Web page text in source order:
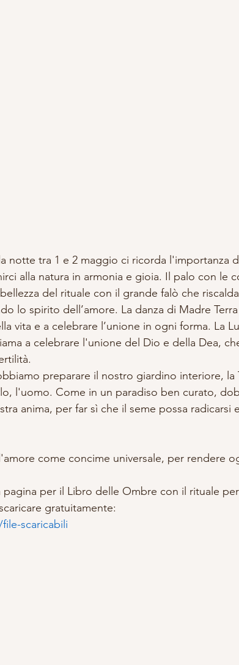
notte tra 1 e 2 maggio ci ricorda l'importanza
alla natura in armonia e gioia. Il palo con le
del rituale con il grande falò che
lo spirito dell’amore. La danza di Madre
vita e a celebrare l’unione in ogni forma. La
a celebrare l'unione del Dio e della Dea,
preparare il nostro giardino interiore, la
l'uomo. Come in un paradiso ben curato,
anima, per far sì che il seme possa radicarsi e
come concime universale, per rendere
per il Libro delle Ombre con il rituale
gratuitamente:
scaricabili